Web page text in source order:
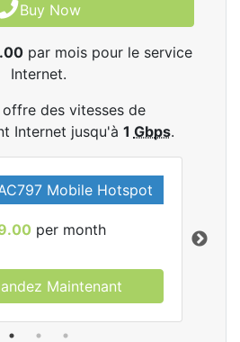
Buy Now
par mois pour le service
Internet.
des vitesses de
Internet jusqu'à 1 Gbps.
Mobile Hotspot
per month
Maintenant